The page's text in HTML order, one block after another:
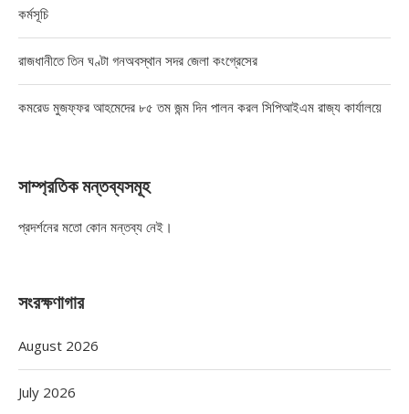
কর্মসূচি
রাজধানীতে তিন ঘণ্টা গনঅবস্থান সদর জেলা কংগ্রেসের
কমরেড মুজফ্ফর আহমেদের ৮৫ তম জন্ম দিন পালন করল সিপিআইএম রাজ্য কার্যালয়ে
সাম্প্রতিক মন্তব্যসমূহ
প্রদর্শনের মতো কোন মন্তব্য নেই।
সংরক্ষণাগার
August 2026
July 2026